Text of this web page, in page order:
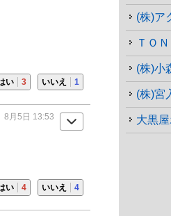
い 3 いいえ 1
8月5日 13:53
い 4 いいえ 4
ＴＯ
(株)小
(株)宮
大黒